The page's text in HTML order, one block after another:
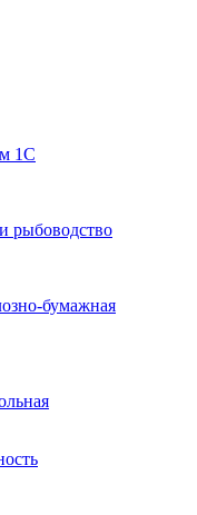
1С
рыбоводство
бумажная